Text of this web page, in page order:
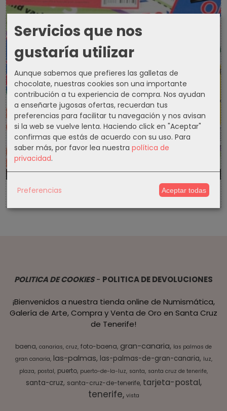
1299d 16h 33m 1s
POLITICA DE COOKIES- POLITICA DE DEVOLUCIONES
¡Bienvenidos a nuestra tienda online de Numismática,
Galería de Arte, Compra y Venta de Oro en Santa Cruz
de Tenerife!
baena canarias cruz foto-baena gran-canaria las palmas de
gran canaria las-palmas las-palmas-de-gran-canaria luz
plaza postal puerto puerto-de-la-luz santa santa cruz de tenerife
santa-cruz santa-cruz-de-tenerife tarjeta-postal
tenerife vista
Servicios que nos
gustaría utilizar
Aunque sabemos que prefieres las galletas de
chocolate, nuestras cookies son una importante
contribución a tu experiencia de compra. Nos ayudan
a enseñarte jugosas ofertas, recuerdan tus
preferencias para facilitar tu navegación y nos avisan
si la web se vuelve lenta. Haciendo click en "Aceptar"
confirmas que estás de acuerdo con su uso. Para
saber más, por favor lea nuestra política de
privacidad.
Preferencias Aceptar todas